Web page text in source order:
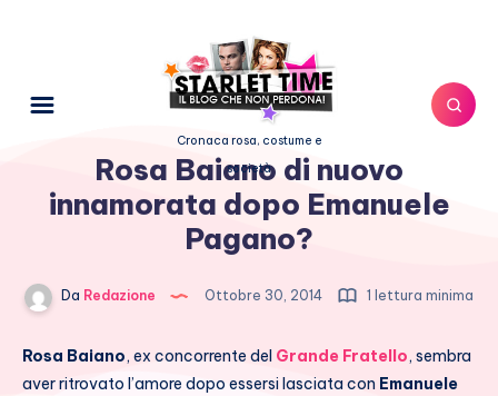
Cronaca rosa, costume e
società
Rosa Baiano di nuovo
innamorata dopo Emanuele
Pagano?
Da Redazione Ottobre 30, 2014 1 lettura minima
Rosa Baiano, ex concorrente del Grande Fratello, sembra
aver ritrovato l’amore dopo essersi lasciata con Emanuele